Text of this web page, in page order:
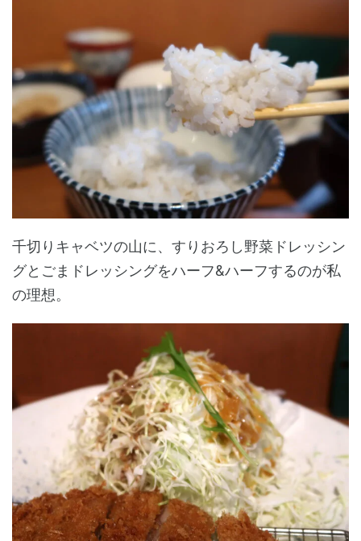
千切りキャベツの山に、すりおろし野菜ドレッシン
グとごまドレッシングをハーフ&ハーフするのが私
の理想。